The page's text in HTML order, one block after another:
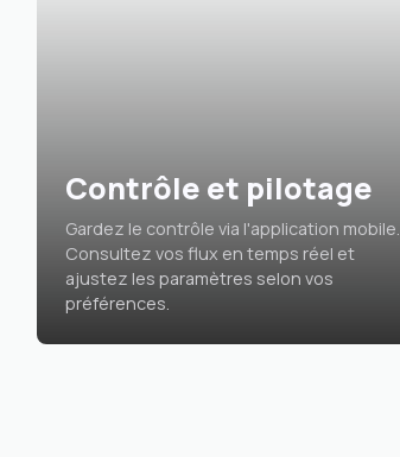
Contrôle et pilotage
Gardez le contrôle via l'application mobile.
Consultez vos flux en temps réel et
ajustez les paramètres selon vos
préférences.